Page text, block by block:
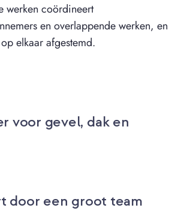
werken coördineert
en overlappende werken, en
elkaar afgestemd.
voor gevel, dak en
door een groot team